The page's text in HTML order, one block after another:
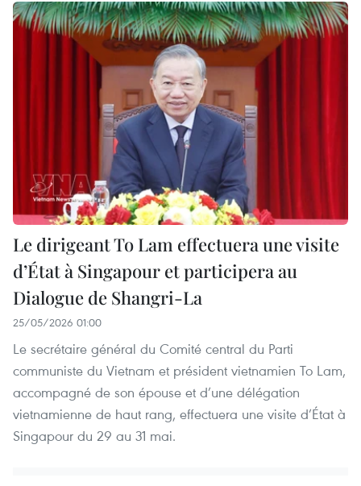
Le dirigeant To Lam effectuera une visite
d’État à Singapour et participera au
Dialogue de Shangri-La
25/05/2026 01:00
Le secrétaire général du Comité central du Parti
communiste du Vietnam et président vietnamien To Lam,
accompagné de son épouse et d’une délégation
vietnamienne de haut rang, effectuera une visite d’État à
Singapour du 29 au 31 mai.